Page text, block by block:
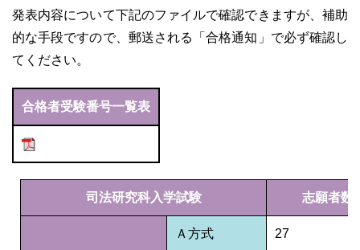
発表内容について下記のファイルで確認できますが、補助
的な手段ですので、郵送される「合格通知」で必ず確認し
てください。
合格者受験番号一覧表
司法研究科入学試験 志願者数
Ａ方式 27